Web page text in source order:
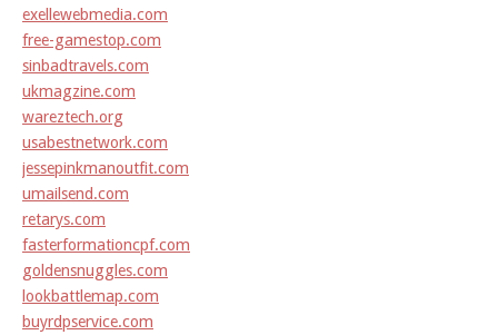
exellewebmedia.com
free-gamestop.com
sinbadtravels.com
ukmagzine.com
wareztech.org
usabestnetwork.com
jessepinkmanoutfit.com
umailsend.com
retarys.com
fasterformationcpf.com
goldensnuggles.com
lookbattlemap.com
buyrdpservice.com